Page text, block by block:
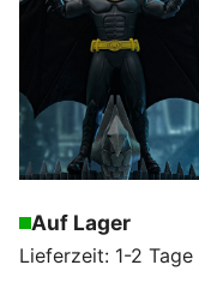
Auf Lager
Lieferzeit: 1-2 Tage